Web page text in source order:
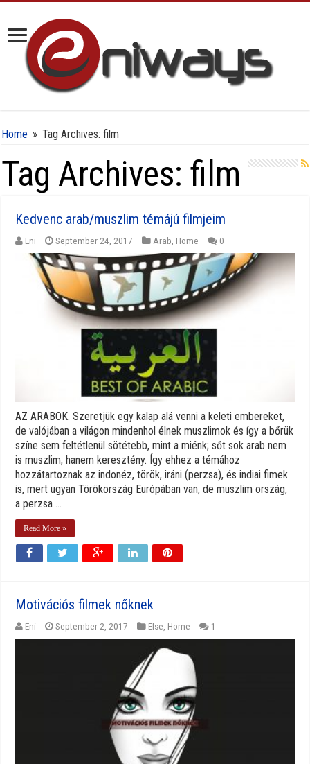
Home » Tag Archives: film
Tag Archives:film
Kedvenc arab/muszlim témájú filmjeim
Eni September 24, 2017 Arab Home 0
AZ ARABOK. Szeretjük egy kalap alá venni a keleti embereket,
de valójában a világon mindenhol élnek muszlimok és így a bőrük
színe sem feltétlenül sötétebb, mint a miénk; sőt sok arab nem
is muszlim, hanem keresztény. Így ehhez a témához
hozzátartoznak az indonéz, török, iráni (perzsa), és indiai fimek
is, mert ugyan Törökország Európában van, de muszlim ország,
a perzsa ...
Read More »
Motivációs filmek nőknek
Eni September 2, 2017 Else Home 1